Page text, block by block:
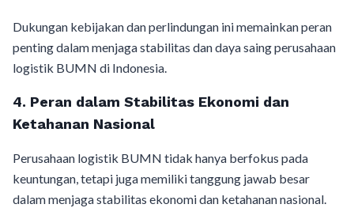
Dukungan kebijakan dan perlindungan ini memainkan peran
penting dalam menjaga stabilitas dan daya saing perusahaan
logistik BUMN di Indonesia.
4. Peran dalam Stabilitas Ekonomi dan
Ketahanan Nasional
Perusahaan logistik BUMN tidak hanya berfokus pada
keuntungan, tetapi juga memiliki tanggung jawab besar
dalam menjaga stabilitas ekonomi dan ketahanan nasional.